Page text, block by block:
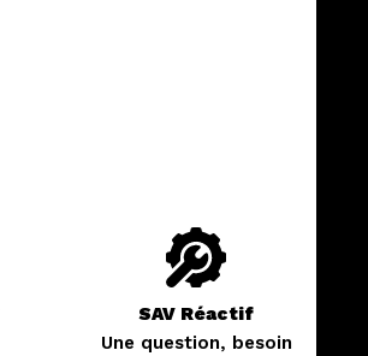
SAV Réactif
Une question, besoin